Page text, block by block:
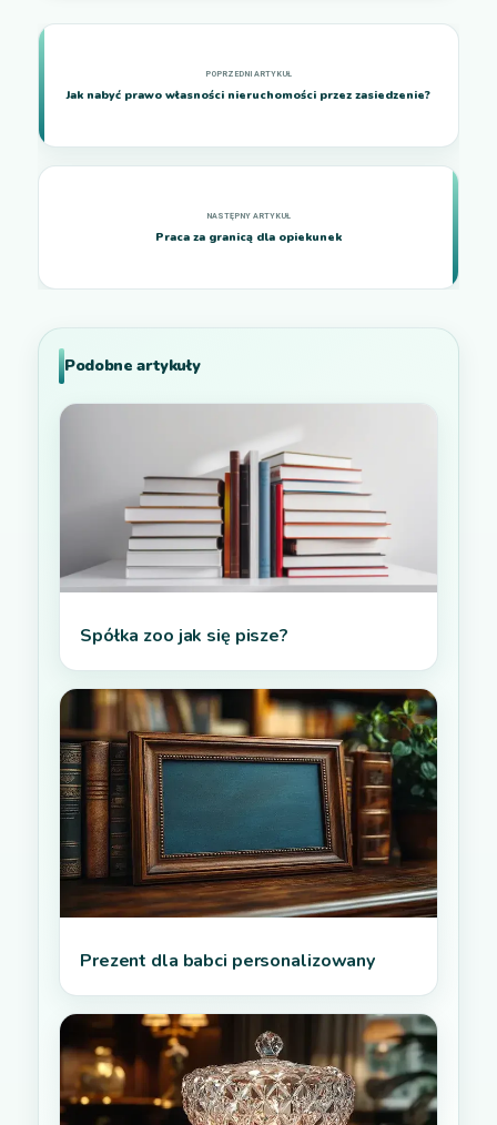
Jak nabyć prawo własności nieruchomości przez zasiedzenie?
Praca za granicą dla opiekunek
Podobne artykuły
Spółka zoo jak się pisze?
Prezent dla babci personalizowany